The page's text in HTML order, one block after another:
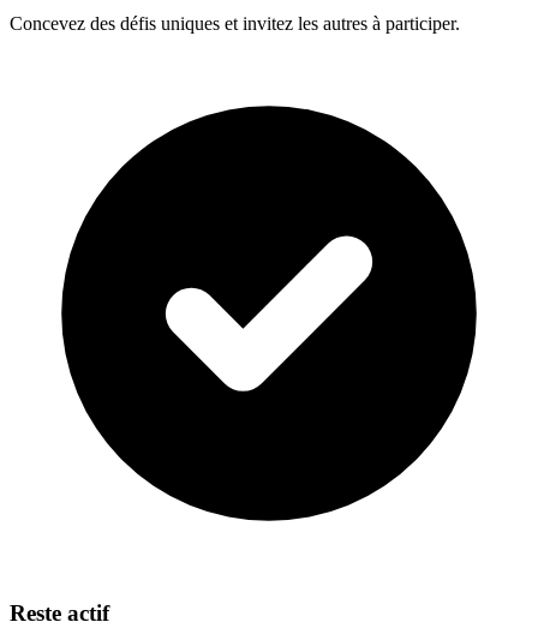
Concevez des défis uniques et invitez les autres à participer.
Reste actif